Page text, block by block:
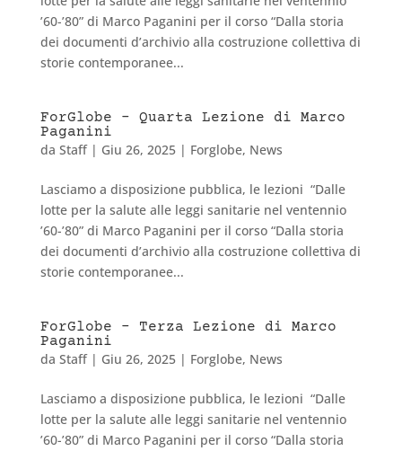
’60-’80” di Marco Paganini per il corso “Dalla storia
dei documenti d’archivio alla costruzione collettiva di
storie contemporanee...
ForGlobe – Quarta Lezione di Marco
Paganini
da Staff| Giu 26, 2025| Forglobe, News
Lasciamo a disposizione pubblica, le lezioni “Dalle
lotte per la salute alle leggi sanitarie nel ventennio
’60-’80” di Marco Paganini per il corso “Dalla storia
dei documenti d’archivio alla costruzione collettiva di
storie contemporanee...
ForGlobe – Terza Lezione di Marco
Paganini
da Staff| Giu 26, 2025| Forglobe, News
Lasciamo a disposizione pubblica, le lezioni “Dalle
lotte per la salute alle leggi sanitarie nel ventennio
’60-’80” di Marco Paganini per il corso “Dalla storia